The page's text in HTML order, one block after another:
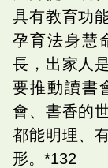
具有教育功
孕育法身慧
長，出家人
要推動讀書
會、書香的
都能明理、
形。*132